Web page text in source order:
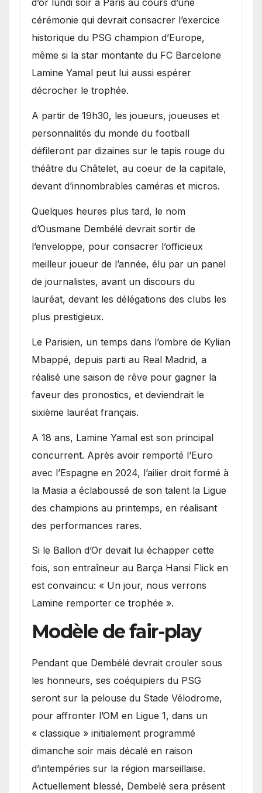
d’or lundi soir à Paris au cours d’une
cérémonie qui devrait consacrer l’exercice
historique du PSG champion d’Europe,
même si la star montante du FC Barcelone
Lamine Yamal peut lui aussi espérer
décrocher le trophée.
A partir de 19h30, les joueurs, joueuses et
personnalités du monde du football
défileront par dizaines sur le tapis rouge du
théâtre du Châtelet, au coeur de la capitale,
devant d’innombrables caméras et micros.
Quelques heures plus tard, le nom
d’Ousmane Dembélé devrait sortir de
l’enveloppe, pour consacrer l’officieux
meilleur joueur de l’année, élu par un panel
de journalistes, avant un discours du
lauréat, devant les délégations des clubs les
plus prestigieux.
Le Parisien, un temps dans l’ombre de Kylian
Mbappé, depuis parti au Real Madrid, a
réalisé une saison de rêve pour gagner la
faveur des pronostics, et deviendrait le
sixième lauréat français.
A 18 ans, Lamine Yamal est son principal
concurrent. Après avoir remporté l’Euro
avec l’Espagne en 2024, l’ailier droit formé à
la Masia a éclaboussé de son talent la Ligue
des champions au printemps, en réalisant
des performances rares.
Si le Ballon d’Or devait lui échapper cette
fois, son entraîneur au Barça Hansi Flick en
est convaincu: « Un jour, nous verrons
Lamine remporter ce trophée ».
Modèle de fair-play
Pendant que Dembélé devrait crouler sous
les honneurs, ses coéquipiers du PSG
seront sur la pelouse du Stade Vélodrome,
pour affronter l’OM en Ligue 1, dans un
« classique » initialement programmé
dimanche soir mais décalé en raison
d’intempéries sur la région marseillaise.
Actuellement blessé, Dembelé sera présent